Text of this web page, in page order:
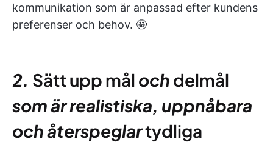
kommunikation som är anpassad efter kundens
preferenser och behov. 🤩
2. Sätt upp mål och delmål
som är realistiska, uppnåbara
och återspeglartydliga